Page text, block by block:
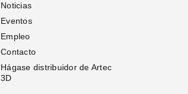
Noticias
Eventos
Empleo
Contacto
Hágase distribuidor de Artec
3D